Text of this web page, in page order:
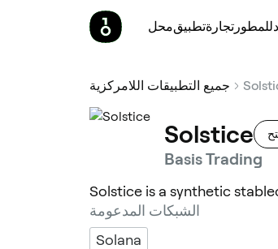
محلتطبيقتجارة للمطور
جميع التطبيقات اللامركزية
Solstice
Basis Trading
Solstice is a synthetic
الشبكات المدعومة
Solana